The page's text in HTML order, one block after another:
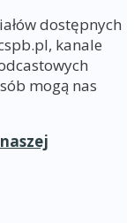
dostępnych
kanale
mogą nas